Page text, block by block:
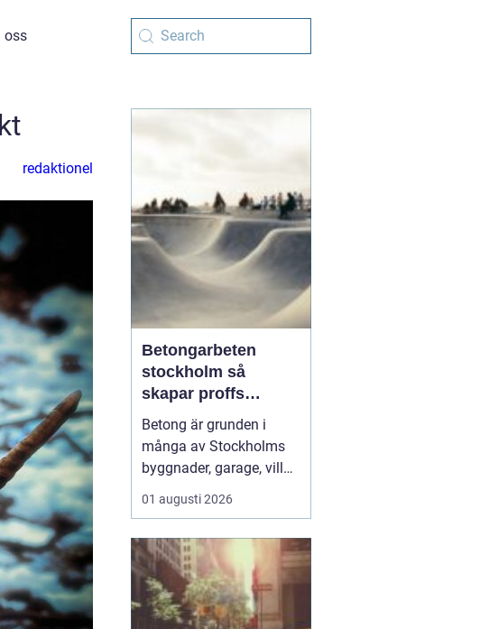
oss
redaktionel
Betongarbeten
stockholm så
skapar proffs
hållbara
konstruktioner
Betong är grunden i
många av Stockholms
byggnader, garage, villor
och industrifastigheter.
När man pratar om
Stockholm handlar det
både om stabila grunder,
välgjutna stommar och
snygga ytor som håller
01 augusti 2026